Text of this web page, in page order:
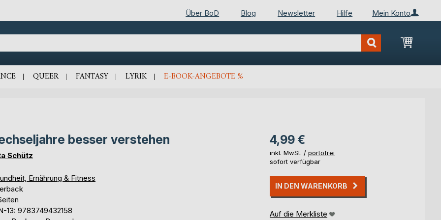
Mein Konto
Über BoD Blog Newsletter Hilfe
Mein
QUEER FANTASY LYRIK E-BOOK-ANGEBOTE %
besser verstehen
Schütz
Ernährung & Fitness
13: 9783749432158
4,99 €
inkl. MwSt. / portofrei
sofort verfügbar
IN DEN WARENKORB
Auf die Merkliste